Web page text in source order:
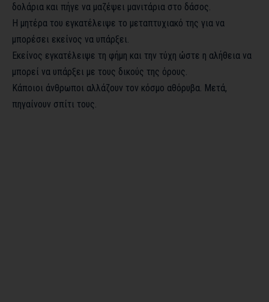
δολάρια και πήγε να μαζέψει μανιτάρια στο δάσος.
Η μητέρα του εγκατέλειψε το μεταπτυχιακό της για να
μπορέσει εκείνος να υπάρξει.
Εκείνος εγκατέλειψε τη φήμη και την τύχη ώστε η αλήθεια να
μπορεί να υπάρξει με τους δικούς της όρους.
Κάποιοι άνθρωποι αλλάζουν τον κόσμο αθόρυβα. Μετά,
πηγαίνουν σπίτι τους.